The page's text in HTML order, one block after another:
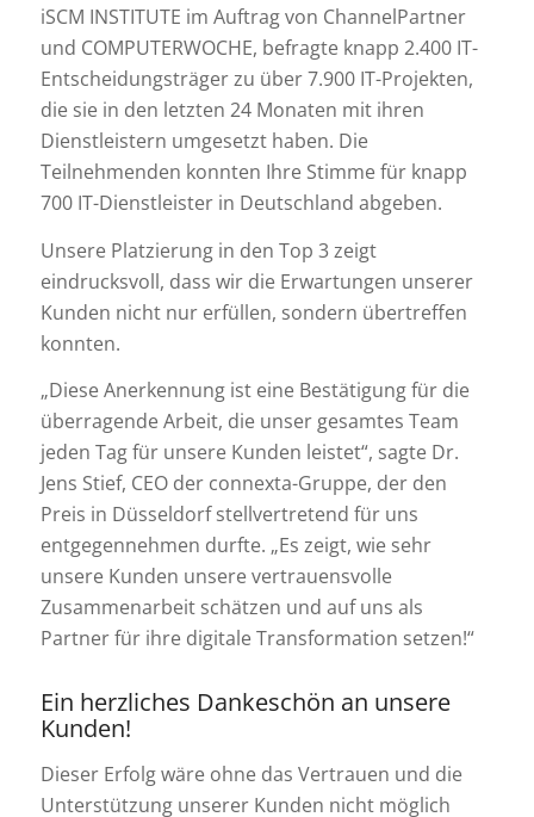
iSCM INSTITUTE im Auftrag von ChannelPartner
und COMPUTERWOCHE, befragte knapp 2.400 IT-
Entscheidungsträger zu über 7.900 IT-Projekten,
die sie in den letzten 24 Monaten mit ihren
Dienstleistern umgesetzt haben. Die
Teilnehmenden konnten Ihre Stimme für knapp
700 IT-Dienstleister in Deutschland abgeben.
Unsere Platzierung in den Top 3 zeigt
eindrucksvoll, dass wir die Erwartungen unserer
Kunden nicht nur erfüllen, sondern übertreffen
konnten.
„Diese Anerkennung ist eine Bestätigung für die
überragende Arbeit, die unser gesamtes Team
jeden Tag für unsere Kunden leistet“, sagte Dr.
Jens Stief, CEO der connexta-Gruppe, der den
Preis in Düsseldorf stellvertretend für uns
entgegennehmen durfte. „Es zeigt, wie sehr
unsere Kunden unsere vertrauensvolle
Zusammenarbeit schätzen und auf uns als
Partner für ihre digitale Transformation setzen!“
Ein herzliches Dankeschön an unsere
Kunden!
Dieser Erfolg wäre ohne das Vertrauen und die
Unterstützung unserer Kunden nicht möglich